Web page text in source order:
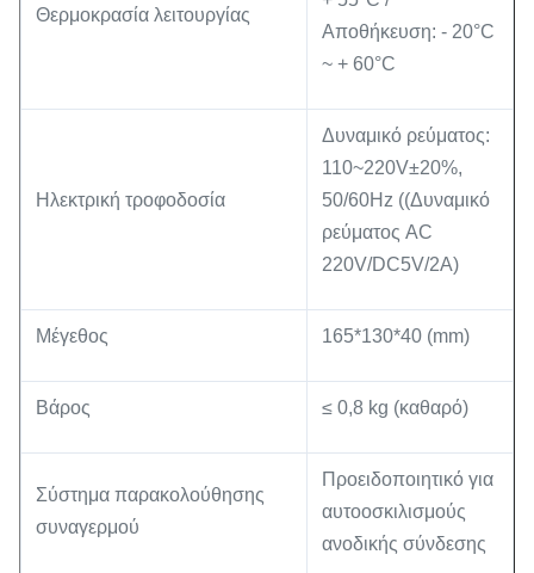
Θερμοκρασία λειτουργίας
Αποθήκευση: - 20°C
~ + 60°C
Ηλεκτρική τροφοδοσία
Δυναμικό ρεύματος:
110~220V±20%,
50/60Hz ((Δυναμικό
ρεύματος AC
220V/DC5V/2A)
Μέγεθος 165*130*40 (mm)
Βάρος ≤ 0,8 kg (καθαρό)
Σύστημα παρακολούθησης
συναγερμού
Προειδοποιητικό για
αυτοοσκιλισμούς
ανοδικής σύνδεσης